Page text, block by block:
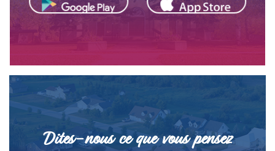
Dites-nous ce que vous pensez